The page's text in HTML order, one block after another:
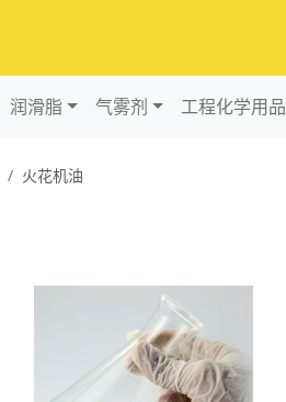
润滑脂 气雾剂 工程化学用品
火花机油